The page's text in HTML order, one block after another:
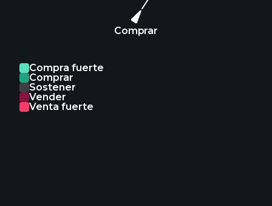
Comprar
Compra fuerte
Comprar
Sostener
Vender
Venta fuerte